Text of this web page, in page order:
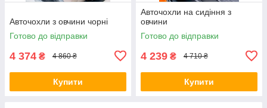
Авточохли з овчини чорні
Готово до відправки
4 374 ₴ 4 860 ₴
Купити
Авточохли на сидіння з
овчини
Готово до відправки
4 239 ₴ 4 710 ₴
Купити